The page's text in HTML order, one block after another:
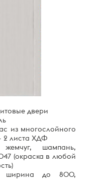
двери
из многослойного
2 листа ХДФ
шампань,
(окраска в любой
ширина до 800,